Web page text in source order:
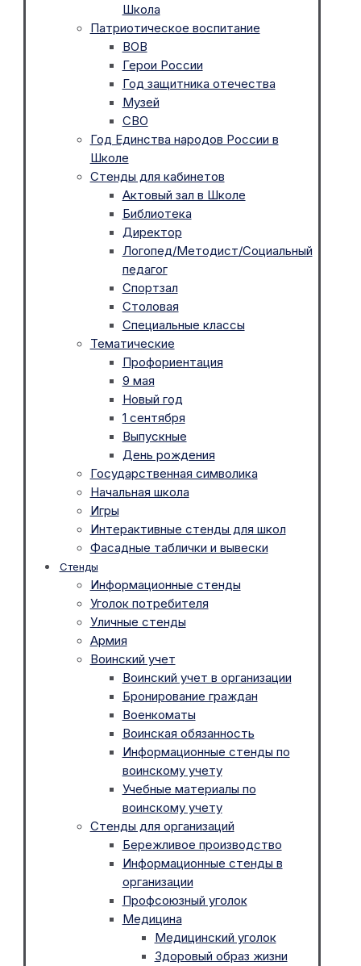
Школа
Патриотическое воспитание
ВОВ
Герои России
Год защитника отечества
Музей
СВО
Год Единства народов России в
Школе
Стенды для кабинетов
Актовый зал в Школе
Библиотека
Директор
Логопед/Методист/Социальный
педагог
Спортзал
Столовая
Специальные классы
Тематические
Профориентация
9 мая
Новый год
1 сентября
Выпускные
День рождения
Государственная символика
Начальная школа
Игры
Интерактивные стенды для школ
Фасадные таблички и вывески
Стенды
Информационные стенды
Уголок потребителя
Уличные стенды
Армия
Воинский учет
Воинский учет в организации
Бронирование граждан
Военкоматы
Воинская обязанность
Информационные стенды по
воинскому учету
Учебные материалы по
воинскому учету
Стенды для организаций
Бережливое производство
Информационные стенды в
организации
Профсоюзный уголок
Медицина
Медицинский уголок
Здоровый образ жизни